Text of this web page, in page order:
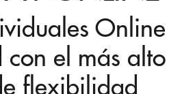
Online
el más alto
flexibilidad